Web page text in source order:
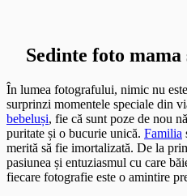
Sedinte foto
În lumea fotografului, nimic nu
surprinzi momentele speciale din
bebeluși, fie că sunt poze de nou
puritate și o bucurie unică. Familia
merită să fie imortalizată. De la
pasiunea și entuziasmul cu care
fiecare fotografie este o amintire